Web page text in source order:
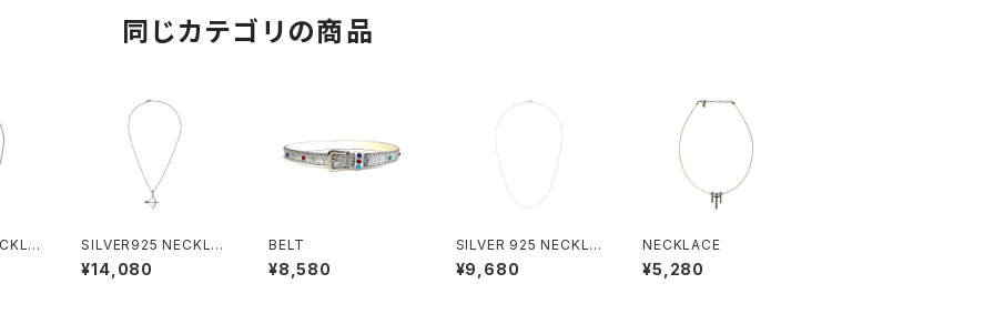
同じカテゴリの商品
SILVER925 NECKLA
CE
¥14,080
BELT
¥8,580
SILVER 925 NECKLA
CE
¥9,680
NECKLACE
¥5,280